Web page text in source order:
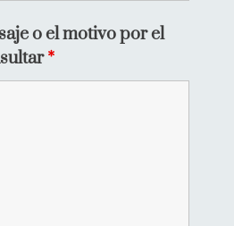
o el motivo por el
*